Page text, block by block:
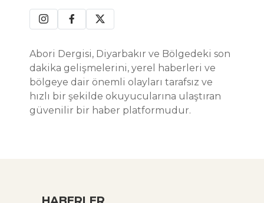
Abori Dergisi, Diyarbakır ve Bölgedeki son
dakika gelişmelerini, yerel haberleri ve
bölgeye dair önemli olayları tarafsız ve
hızlı bir şekilde okuyucularına ulaştıran
güvenilir bir haber platformudur.